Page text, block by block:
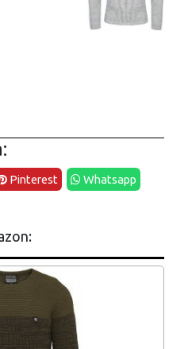
Pinterest Whatsapp